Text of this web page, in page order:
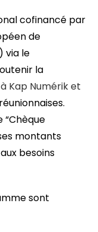
cofinancé par
de
via le
la
Kap Numérik et
“Chèque
montants
besoins
sont